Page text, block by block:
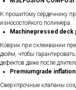
К прошитому сердечнику
износостойкого полимера.
Machinepressed deck
Коврик при склеивании
дюйм, чтобы гарантировать
дефектов даже после
Premiumgrade
Cверхпрочные клапаны